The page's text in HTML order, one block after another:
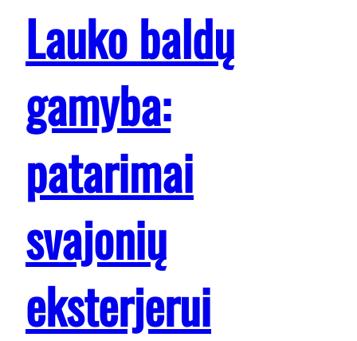
Lauko baldų
gamyba:
patarimai
svajonių
eksterjerui